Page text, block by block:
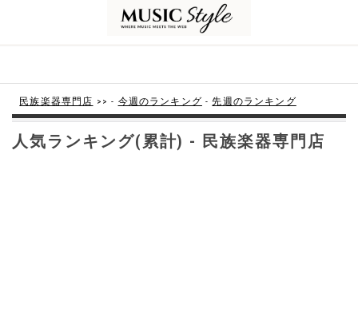
民族楽器専門店 >> - 今週のランキング -先週のランキング
人気ランキング(累計) - 民族楽器専門店